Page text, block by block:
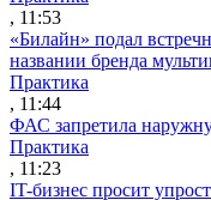
, 11:53
«Билайн» подал
названии бренда
Практика
, 11:44
ФАС запретила
Практика
, 11:23
IT-бизнес просит